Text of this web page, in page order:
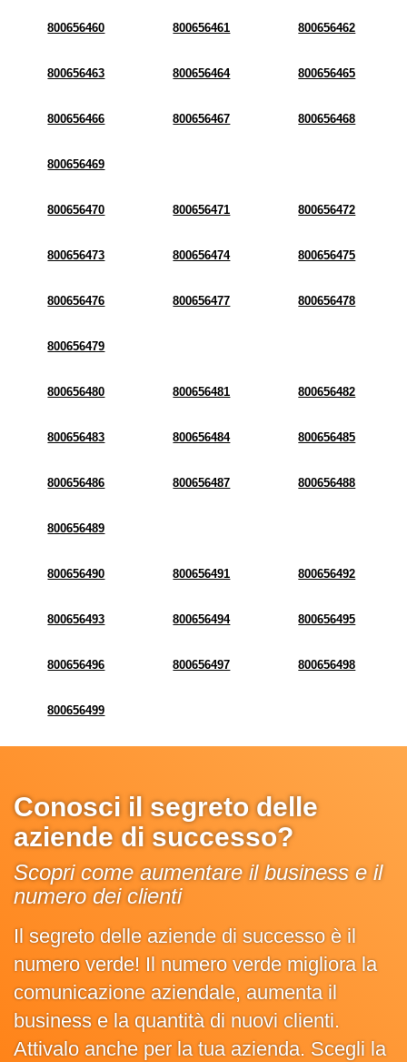
800656460 800656461 800656462
800656463 800656464 800656465
800656466 800656467 800656468
800656469
800656470 800656471 800656472
800656473 800656474 800656475
800656476 800656477 800656478
800656479
800656480 800656481 800656482
800656483 800656484 800656485
800656486 800656487 800656488
800656489
800656490 800656491 800656492
800656493 800656494 800656495
800656496 800656497 800656498
800656499
Conosci il segreto delle
aziende di successo?
Scopri come aumentare il business e il
numero dei clienti
Il segreto delle aziende di successo è il
numero verde! Il numero verde migliora la
comunicazione aziendale, aumenta il
business e la quantità di nuovi clienti.
Attivalo anche per la tua azienda. Scegli la